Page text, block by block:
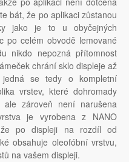
bát, že po aplikaci zůstanou
jako je to u obyčejných
po celém obvodě lemované
nikdo nepozná přítomnost
chrání sklo displeje až
se tedy o kompletní
vrstev, které dohromady
zároveň není narušena
je vyrobena z NANO
po displeji na rozdíl od
obsahuje oleofóbní vrstvu,
na vašem displeji.